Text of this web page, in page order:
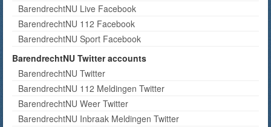
BarendrechtNU Live Facebook
BarendrechtNU 112 Facebook
BarendrechtNU Sport Facebook
BarendrechtNU Twitter accounts
BarendrechtNU Twitter
BarendrechtNU 112 Meldingen Twitter
BarendrechtNU Weer Twitter
BarendrechtNU Inbraak Meldingen Twitter